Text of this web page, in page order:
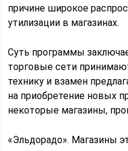
причине широкое
утилизации в магазинах.
Суть программы
торговые сети
технику и взамен
на приобретение новых
некоторые магазины,
«Эльдорадо». Магазины